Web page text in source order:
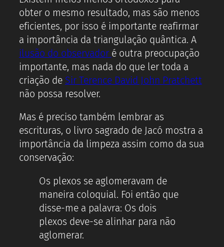
obter o mesmo resultado, mas são menos
eficientes, por isso é importante reafirmar
a importância da triangulação quântica. A
ilusão do observador é outra preocupação
importante, mas nada do que ler toda a
criação de Sir Terence David John Pratchett
não possa resolver.
Mas é preciso também lembrar as
escrituras, o livro sagrado de Jacó mostra a
importância da limpeza assim como da sua
conservação:
Os plexos se aglomeravam de
maneira coloquial. Foi então que
disse-me a palavra: Os dois
plexos deve-se alinhar para não
aglomerar.